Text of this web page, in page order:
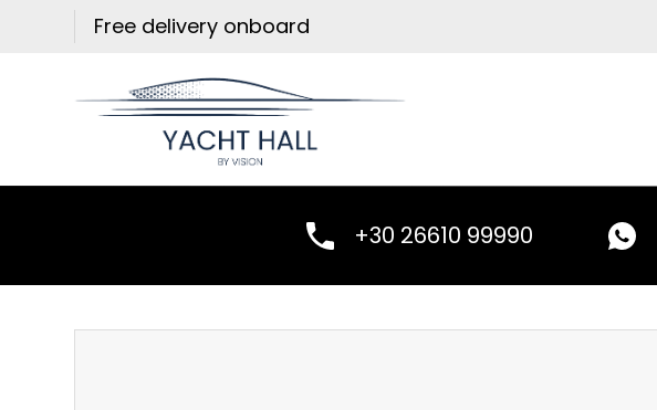
Free delivery onboard
+30 26610 99990